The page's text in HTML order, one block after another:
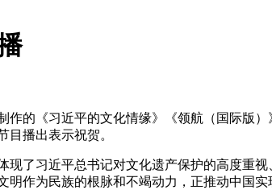
《习近平的文化情缘》《领航（国际版
播出表示祝贺。
习近平总书记对文化遗产保护的高度重视
作为民族的根脉和不竭动力，正推动中国